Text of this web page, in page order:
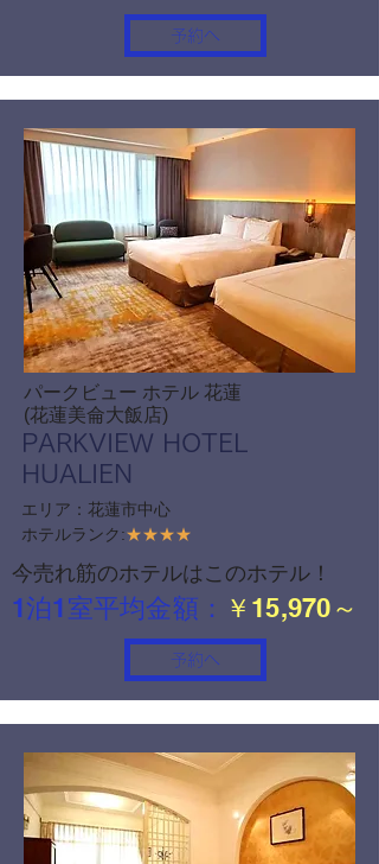
予約へ
パークビュー ホテル 花蓮
(花蓮美侖大飯店)
PARKVIEW HOTEL
HUALIEN
エリア：花蓮市中心
ホテルランク:★★★★
今売れ筋のホテルはこのホテル！
1泊1室平均金額： ￥15,970～
予約へ